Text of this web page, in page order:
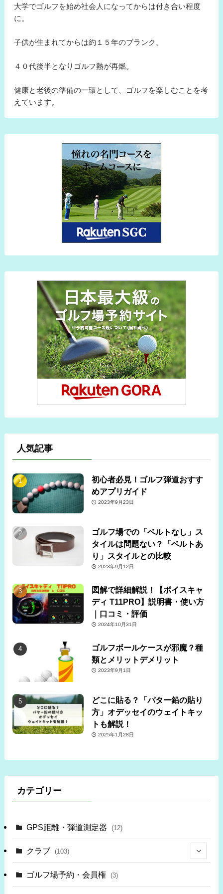
大学でゴルフを始め社会人になってからは付き合い程度
に。
子供が生まれてからは約１５年のブランク。
４０代後半となりゴルフ熱が再燃。
健康と老後の準備の一環として、ゴルフを楽しむことを考
えています。
人気記事
初心者必見！ゴルフ弾道おすす
めアプリガイド
2023年9月23日
ゴルフ場での「ベルトなし」ス
タイルは問題ない？「ベルトあ
り」スタイルとの比較
2023年9月12日
図解で詳細解説！【ボイスキャ
ディ T11PRO】説明書・使い方
｜口コミ・評価
2024年10月31日
ゴルフボールケースが邪魔？種
類とメリットデメリット
2023年9月1日
どこに貼る？「パター鉛の貼り
方」オデッセイのウェイトキッ
トも解説！
2025年1月28日
カテゴリー
GPS距離・弾道測定器 (12)
クラブ (103)
(34)
ゴルフ場予約・会員権 (3)